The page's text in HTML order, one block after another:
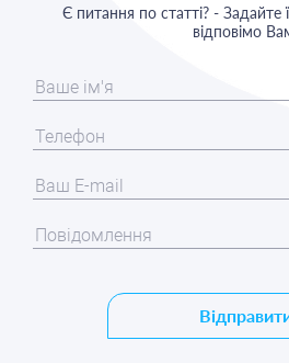
Є питання по статті? - Задайте
відповімо